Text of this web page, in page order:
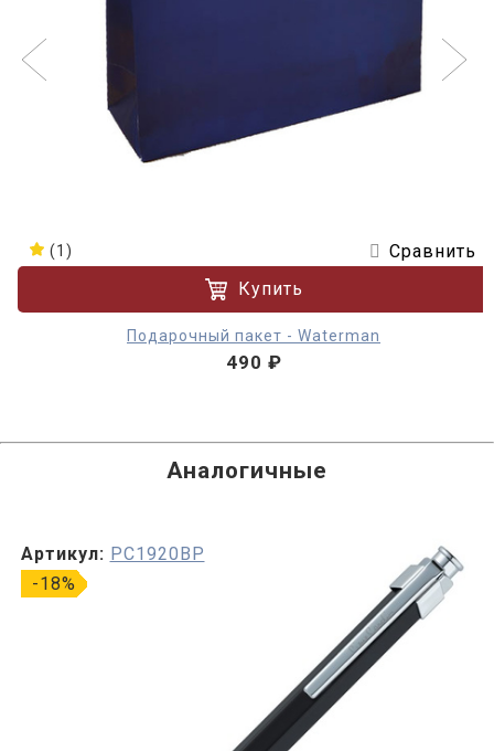
(1)
Сравнить
Купить
Подарочный пакет - Waterman
490 ₽
Аналогичные
-18%
Артикул: PC1920BP